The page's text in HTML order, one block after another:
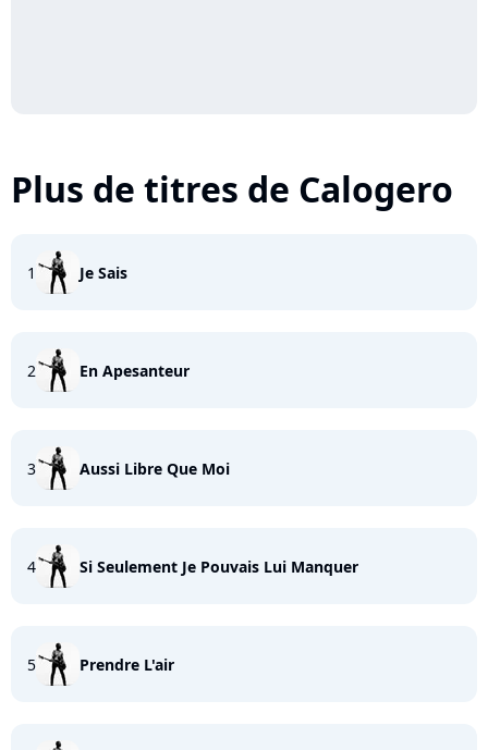
Plus de titres de Calogero
1 Je Sais
2 En Apesanteur
3 Aussi Libre Que Moi
4 Si Seulement Je Pouvais Lui Manquer
5 Prendre L'air